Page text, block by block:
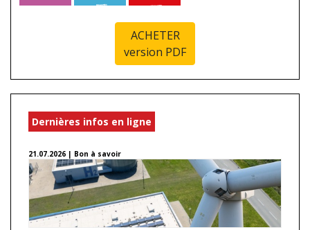
ACHETER
version PDF
Dernières infos en ligne
21.07.2026 | Bon à savoir